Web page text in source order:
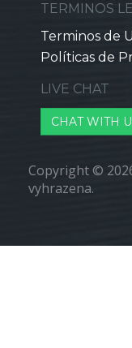
TERMINOS
Terminos de
Políticas de
LIVE CHAT
CHAT WITH
Copyright ©
vyhrazena.